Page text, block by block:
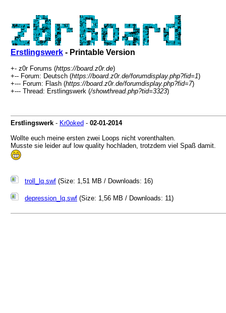
Erstlingswerk - Printable Version
+- z0r Forums (https://board.z0r.de)
+-- Forum: Deutsch (https://board.z0r.de/forumdisplay.php?fid=1)
+--- Forum: Flash (https://board.z0r.de/forumdisplay.php?fid=7)
+--- Thread: Erstlingswerk (/showthread.php?tid=3323)
Erstlingswerk - Kr0oked - 02-01-2014
Wollte euch meine ersten zwei Loops nicht vorenthalten.
Musste sie leider auf low quality hochladen, trotzdem viel Spaß damit.
troll_lq.swf (Size: 1,51 MB / Downloads: 16)
depression_lq.swf (Size: 1,56 MB / Downloads: 11)